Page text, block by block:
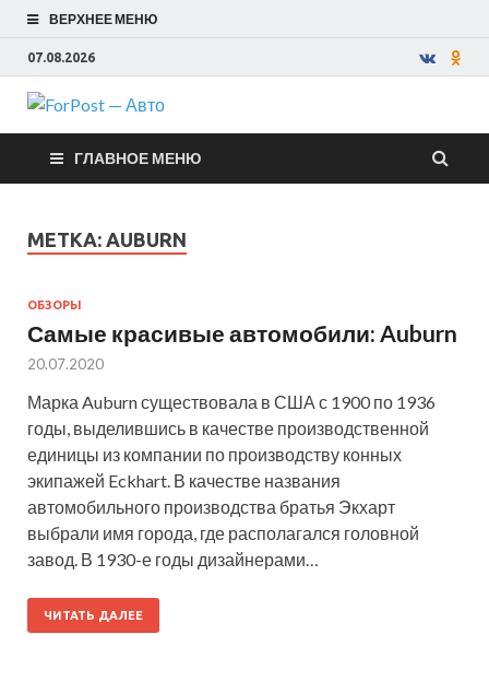
ВЕРХНЕЕ МЕНЮ
07.08.2026
ForPost —
Авто
ГЛАВНОЕ МЕНЮ
МЕТКА: AUBURN
ОБЗОРЫ
Самые красивые автомобили: Auburn
20.07.2020
Марка Auburn существовала в США с 1900 по 1936
годы, выделившись в качестве производственной
единицы из компании по производству конных
экипажей Eckhart. В качестве названия
автомобильного производства братья Экхарт
выбрали имя города, где располагался головной
завод. В 1930-е годы дизайнерами…
ЧИТАТЬ ДАЛЕЕ